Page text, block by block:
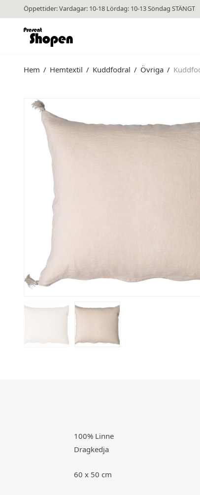
Öppettider: Vardagar: 10-18 Lördag: 10-13 Söndag STÄNGT
Hem / Hemtextil / Kuddfodral / Övriga /
100% Linne
Dragkedja
60 x 50 cm